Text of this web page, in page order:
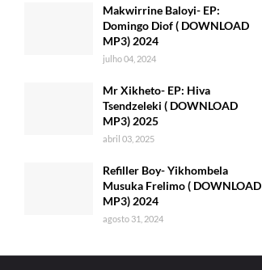
Makwirrine Baloyi- EP:
Domingo Diof ( DOWNLOAD
MP3) 2024
julho 04, 2024
Mr Xikheto- EP: Hiva
Tsendzeleki ( DOWNLOAD
MP3) 2025
abril 03, 2025
Refiller Boy- Yikhombela
Musuka Frelimo ( DOWNLOAD
MP3) 2024
agosto 31, 2024